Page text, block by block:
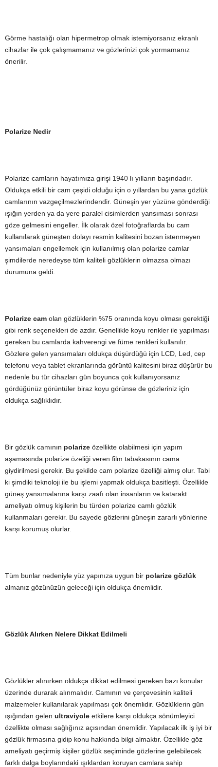
Görme hastalığı olan hipermetrop olmak istemiyorsanız ekranlı
cihazlar ile çok çalışmamanız ve gözlerinizi çok yormamanız
önerilir.
Polarize Nedir
Polarize camların hayatımıza girişi 1940 lı yılların başındadır.
Oldukça etkili bir cam çeşidi olduğu için o yıllardan bu yana gözlük
camlarının vazgeçilmezlerindendir. Güneşin yer yüzüne gönderdiği
ışığın yerden ya da yere paralel cisimlerden yansıması sonrası
göze gelmesini engeller. İlk olarak özel fotoğraflarda bu cam
kullanılarak güneşten dolayı resmin kalitesini bozan istenmeyen
yansımaları engellemek için kullanılmış olan polarize camlar
şimdilerde neredeyse tüm kaliteli gözlüklerin olmazsa olmazı
durumuna geldi.
Polarize cam olan gözlüklerin %75 oranında koyu olması gerektiği
gibi renk seçenekleri de azdır. Genellikle koyu renkler ile yapılması
gereken bu camlarda kahverengi ve füme renkleri kullanılır.
Gözlere gelen yansımaları oldukça düşürdüğü için LCD, Led, cep
telefonu veya tablet ekranlarında görüntü kalitesini biraz düşürür bu
nedenle bu tür cihazları gün boyunca çok kullanıyorsanız
gördüğünüz görüntüler biraz koyu görünse de gözleriniz için
oldukça sağlıklıdır.
Bir gözlük camının polarize özellikte olabilmesi için yapım
aşamasında polarize özeliği veren film tabakasının cama
giydirilmesi gerekir. Bu şekilde cam polarize özelliği almış olur. Tabi
ki şimdiki teknoloji ile bu işlemi yapmak oldukça basitleşti. Özellikle
güneş yansımalarına karşı zaafı olan insanların ve katarakt
ameliyatı olmuş kişilerin bu türden polarize camlı gözlük
kullanmaları gerekir. Bu sayede gözlerini güneşin zararlı yönlerine
karşı korumuş olurlar.
Tüm bunlar nedeniyle yüz yapınıza uygun bir polarize gözlük
almanız gözünüzün geleceği için oldukça önemlidir.
Gözlük Alırken Nelere Dikkat Edilmeli
Gözlükler alınırken oldukça dikkat edilmesi gereken bazı konular
üzerinde durarak alınmalıdır. Camının ve çerçevesinin kaliteli
malzemeler kullanılarak yapılması çok önemlidir. Gözlüklerin gün
ışığından gelen ultraviyole etkilere karşı oldukça sönümleyici
özellikte olması sağlığınız açısından önemlidir. Yapılacak ilk iş iyi bir
gözlük firmasına gidip konu hakkında bilgi almaktır. Özellikle göz
ameliyatı geçirmiş kişiler gözlük seçiminde gözlerine gelebilecek
farklı dalga boylarındaki ışıklardan koruyan camlara sahip